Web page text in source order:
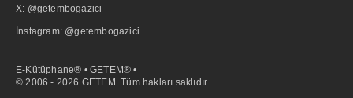
X: @getembogazici
İnstagram: @getembogazici
E-Kütüphane® • GETEM® •
© 2006 - 2026 GETEM. Tüm hakları saklıdır.